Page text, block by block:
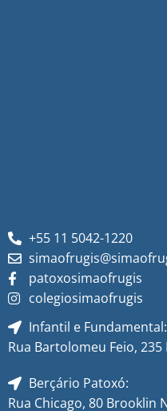
+55 11 5042-1220
patoxosimaofrugis
colegiosimaofrugis
Infantil e Fundamental:
Rua Bartolomeu Feio,
Berçário Patoxó:
Rua Chicago, 80 Brooklin